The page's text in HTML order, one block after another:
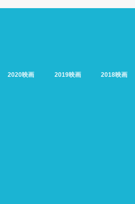
2020映画 2019映画 2018映画